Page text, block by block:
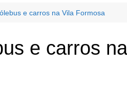
e carros na Vila Formosa
e carros